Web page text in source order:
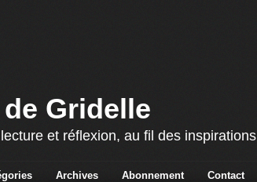
Gridelle
et réflexion, au fil des inspirations
Archives Abonnement Contact